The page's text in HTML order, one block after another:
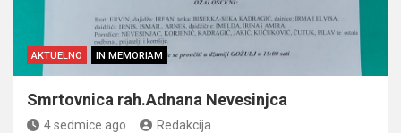
AKTUELNO IN MEMORIAM
Smrtovnica rah.Adnana Nevesinjca
4 sedmice ago Redakcija